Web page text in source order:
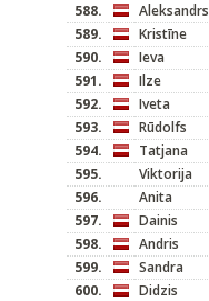
588.
Aleksandrs
589.
Kristīne
590.
Ieva
591.
Ilze
592.
Iveta
593.
Rūdolfs
594.
Tatjana
595.
Viktorija
596.
Anita
597.
Dainis
598.
Andris
599.
Sandra
600.
Didzis